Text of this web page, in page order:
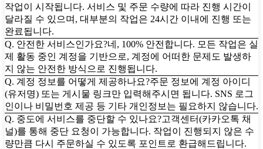
작업이 시작됩니다. 서비스 및 주문 수량에 따라 진행 시간이
달라질 수 있으며, 대부분의 작업은 24시간 이내에 진행 또는
완료됩니다.
Q. 안전한 서비스인가요?네, 100% 안전합니다. 모든 작업은 실
제 활동 중인 계정을 기반으로, 계정에 어떠한 문제도 발생하
지 않는 안전한 방식으로 진행됩니다.
Q. 계정 정보를 어떻게 제공하나요?주문 정보에 계정 아이디
(유저명) 또는 게시물 링크만 입력해주시면 됩니다. SNS 로그
인이나 비밀번호 제공 등 기타 개인정보는 필요하지 않습니다.
Q. 중도에 서비스를 중단할 수 있나요?고객센터(카카오톡 채
널)를 통해 중단 요청이 가능합니다. 작업이 진행되지 않은 수
량만큼 다시 주문하실 수 있도록 포인트로 환급해드립니다.